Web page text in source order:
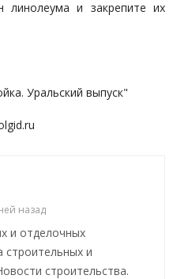
линолеума и закрепите их
Уральский выпуск"
назад
и отделочных
и
строительства.